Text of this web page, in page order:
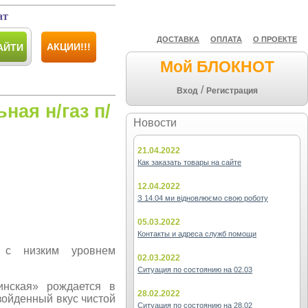
ДОСТАВКА ОПЛАТА О ПРОЕКТЕ
Мой БЛОКНОТ
Вход / Регистрация
Новости
21.04.2022
Как заказать товары на сайте
12.04.2022
З 14.04 ми відновлюємо свою роботу
05.03.2022
Контакты и адреса служб помощи
02.03.2022
Ситуация по состоянию на 02.03
28.02.2022
Ситуация по состоянию на 28.02
АКЦИИ!!!
н/газ п/
с низким уровнем
рождается в
вкус чистой